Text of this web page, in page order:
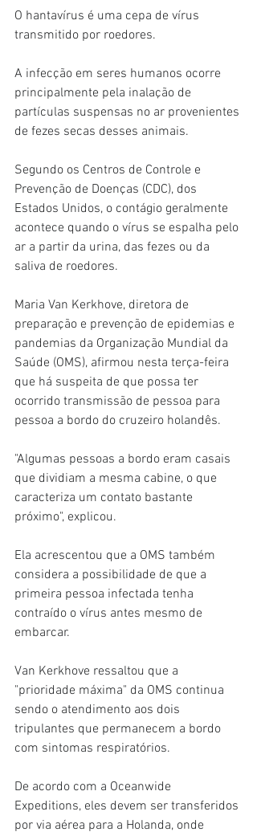
O hantavírus é uma cepa de vírus
transmitido por roedores.
A infecção em seres humanos ocorre
principalmente pela inalação de
partículas suspensas no ar provenientes
de fezes secas desses animais.
Segundo os Centros de Controle e
Prevenção de Doenças (CDC), dos
Estados Unidos, o contágio geralmente
acontece quando o vírus se espalha pelo
ar a partir da urina, das fezes ou da
saliva de roedores.
Maria Van Kerkhove, diretora de
preparação e prevenção de epidemias e
pandemias da Organização Mundial da
Saúde (OMS), afirmou nesta terça-feira
que há suspeita de que possa ter
ocorrido transmissão de pessoa para
pessoa a bordo do cruzeiro holandês.
"Algumas pessoas a bordo eram casais
que dividiam a mesma cabine, o que
caracteriza um contato bastante
próximo", explicou.
Ela acrescentou que a OMS também
considera a possibilidade de que a
primeira pessoa infectada tenha
contraído o vírus antes mesmo de
embarcar.
Van Kerkhove ressaltou que a
"prioridade máxima" da OMS continua
sendo o atendimento aos dois
tripulantes que permanecem a bordo
com sintomas respiratórios.
De acordo com a Oceanwide
Expeditions, eles devem ser transferidos
por via aérea para a Holanda, onde